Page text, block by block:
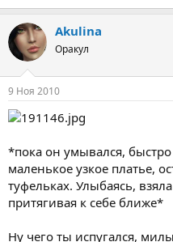
Akulina
Оракул
9 Ноя 2010
*пока он умывался, быстро
маленькое узкое платье,
туфельках. Улыбаясь,
притягивая к себе ближе*
Ну чего ты испугался,